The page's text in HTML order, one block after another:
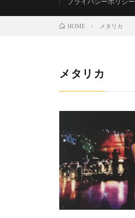
HOME メタリカ
メタリカ